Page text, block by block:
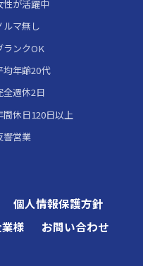
性が活躍中
ルマ無し
ランクOK
均年齢20代
全週休2日
間休日120日以上
響営業
個人情報保護方針
様 お問い合わせ